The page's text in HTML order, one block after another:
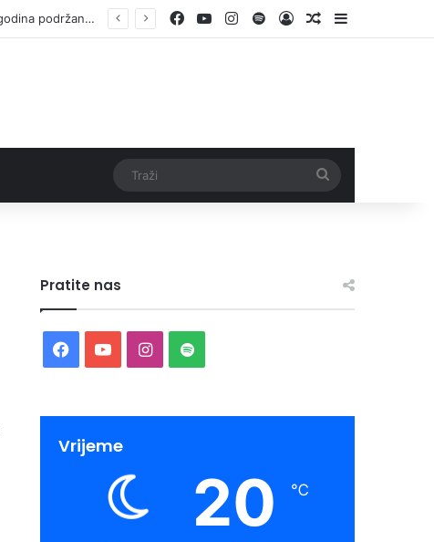
Vlada ZDK podržala samozapošljavanje 97 pripadnika boračke populacije – za 10 godina podržano pokretanje 1.152 mala biznisa Facebook
YouTubeInstagram
SpotifyLog InRandom Article
Sidebar
Pratite nas
Facebook
YouTubeInstagram
Spotify
Vrijeme
20 ℃